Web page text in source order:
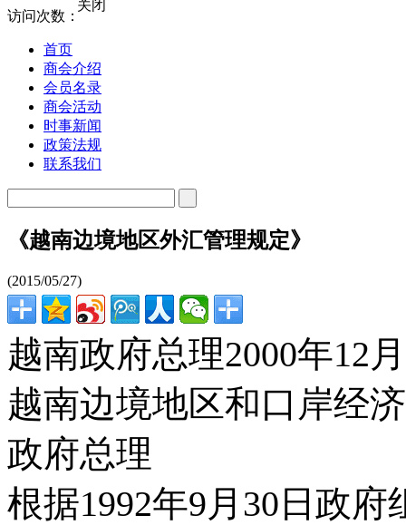
访问次数：
首页
商会介绍
会员名录
商会活动
时事新闻
政策法规
联系我们
《越南边境地区外汇管理规定》
(2015/05/27)
越南政府总理2000年12
越南边境地区和口岸经
政府总理
根据1992年9月30日政府
关闭